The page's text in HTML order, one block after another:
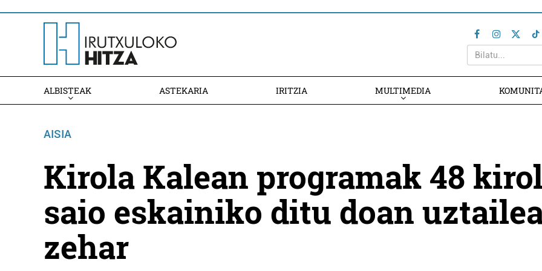
ALBISTEAK ASTEKARIA IRITZIA MULTIMEDIA
AISIA
Kirola Kalean programak 48 kirol
saio eskainiko ditu doan
zehar